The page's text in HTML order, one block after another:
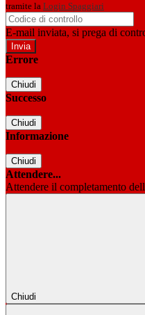
tramite la Login Spaggiari
E-mail inviata, si prega di
Errore
Chiudi
Successo
Chiudi
Informazione
Chiudi
Attendere...
Attendere il completamento
Chiudi